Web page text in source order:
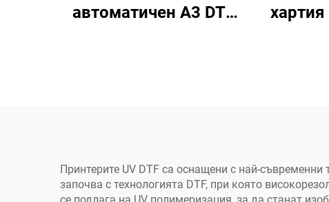
автоматичен A3 DTF
Принтерите UV DTF са оснащени с най-
започва с технологията DTF, при която